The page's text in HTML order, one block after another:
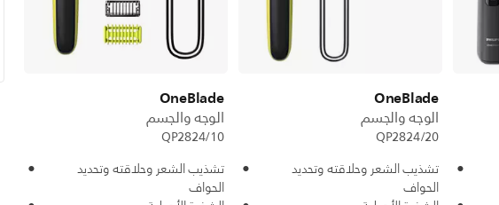
OneBlade
الوجه والجسم
QP2824/20
تشذيب الشعر وحلاقته وتحديد
الحواف
OneBlade
الوجه والجسم
QP2824/10
تشذيب الشعر وحلاقته وتحديد
الحواف